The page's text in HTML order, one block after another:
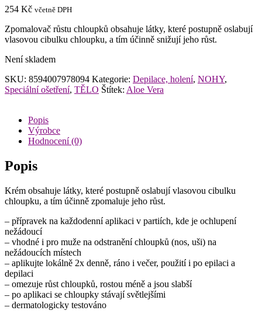
254 Kč včetně DPH
Zpomalovač růstu chloupků obsahuje látky, které postupně oslabují
vlasovou cibulku chloupku, a tím účinně snižují jeho růst.
Není skladem
SKU: 8594007978094 Kategorie: Depilace, holení, NOHY,
Speciální ošetření, TĚLO Štítek: Aloe Vera
Popis
Výrobce
Hodnocení (0)
Popis
Krém obsahuje látky, které postupně oslabují vlasovou cibulku
chloupku, a tím účinně zpomaluje jeho růst.
– přípravek na každodenní aplikaci v partiích, kde je ochlupení
nežádoucí
– vhodné i pro muže na odstranění chloupků (nos, uši) na
nežádoucích místech
– aplikujte lokálně 2x denně, ráno i večer, použití i po epilaci a
depilaci
– omezuje růst chloupků, rostou méně a jsou slabší
– po aplikaci se chloupky stávají světlejšími
– dermatologicky testováno